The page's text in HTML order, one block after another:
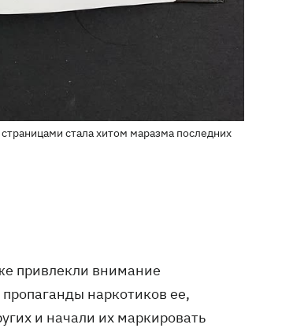
стала хитом маразма последних
привлекли внимание
наркотиков ее,
и начали их маркировать